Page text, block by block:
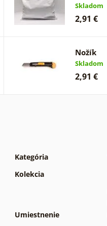
Skladom
2,91 €
Nožík
Skladom
2,91 €
Kategória
Kolekcia
Umiestnenie